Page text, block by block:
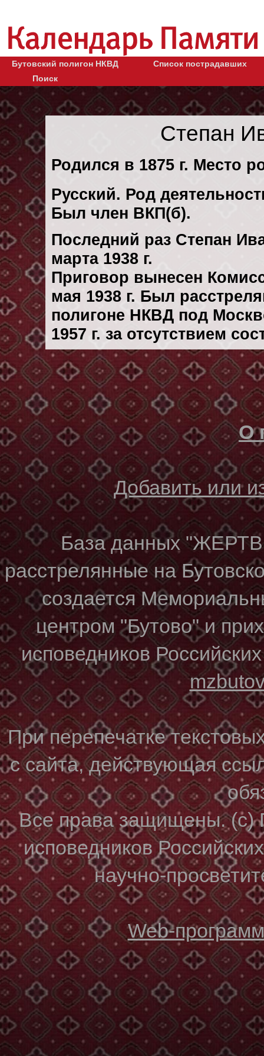
Бутовский полигон НКВД
Список пострадавших
Поиск
Степан
Родился в 1875 г. Место
Русский. Род
Был член ВКП(б).
Последний раз Степан
марта 1938 г.
Приговор вынесен
мая 1938 г. Был
полигоне НКВД под
1957 г. за отсутствием
О
Добавить или
База данных
расстрелянные на
создается
центром "Бутово" и
исповедников
При перепечатке
с сайта, действующая
Все права защищены. (с)
исповедников
научно-
Web-